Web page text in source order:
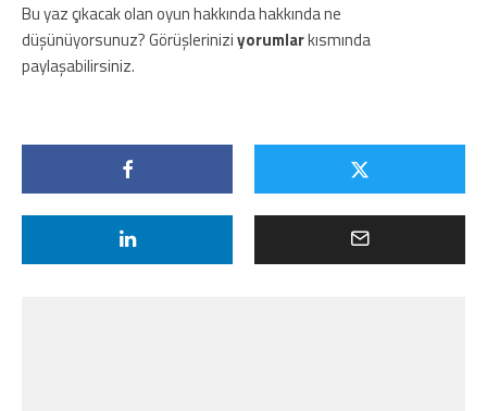
Bu yaz çıkacak olan oyun hakkında hakkında ne
düşünüyorsunuz? Görüşleriniziyorumlarkısmında
paylaşabilirsiniz.